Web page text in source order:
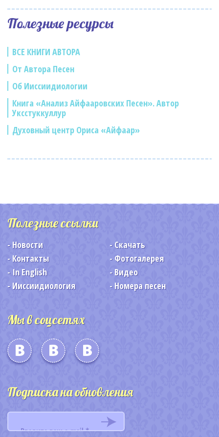
Полезные ресурсы
ВСЕ КНИГИ АВТОРА
От Автора Песен
Об Ииссиидиологии
Книга «Анализ Айфааровских Песен». Автор
Уксстуккуллур
Духовный центр Ориса «Айфаар»
Полезные ссылки
Новости
Скачать
Контакты
Фотогалерея
In English
Видео
Ииссиидиология
Номера песен
Мы в соцсетях
Подписка на обновления